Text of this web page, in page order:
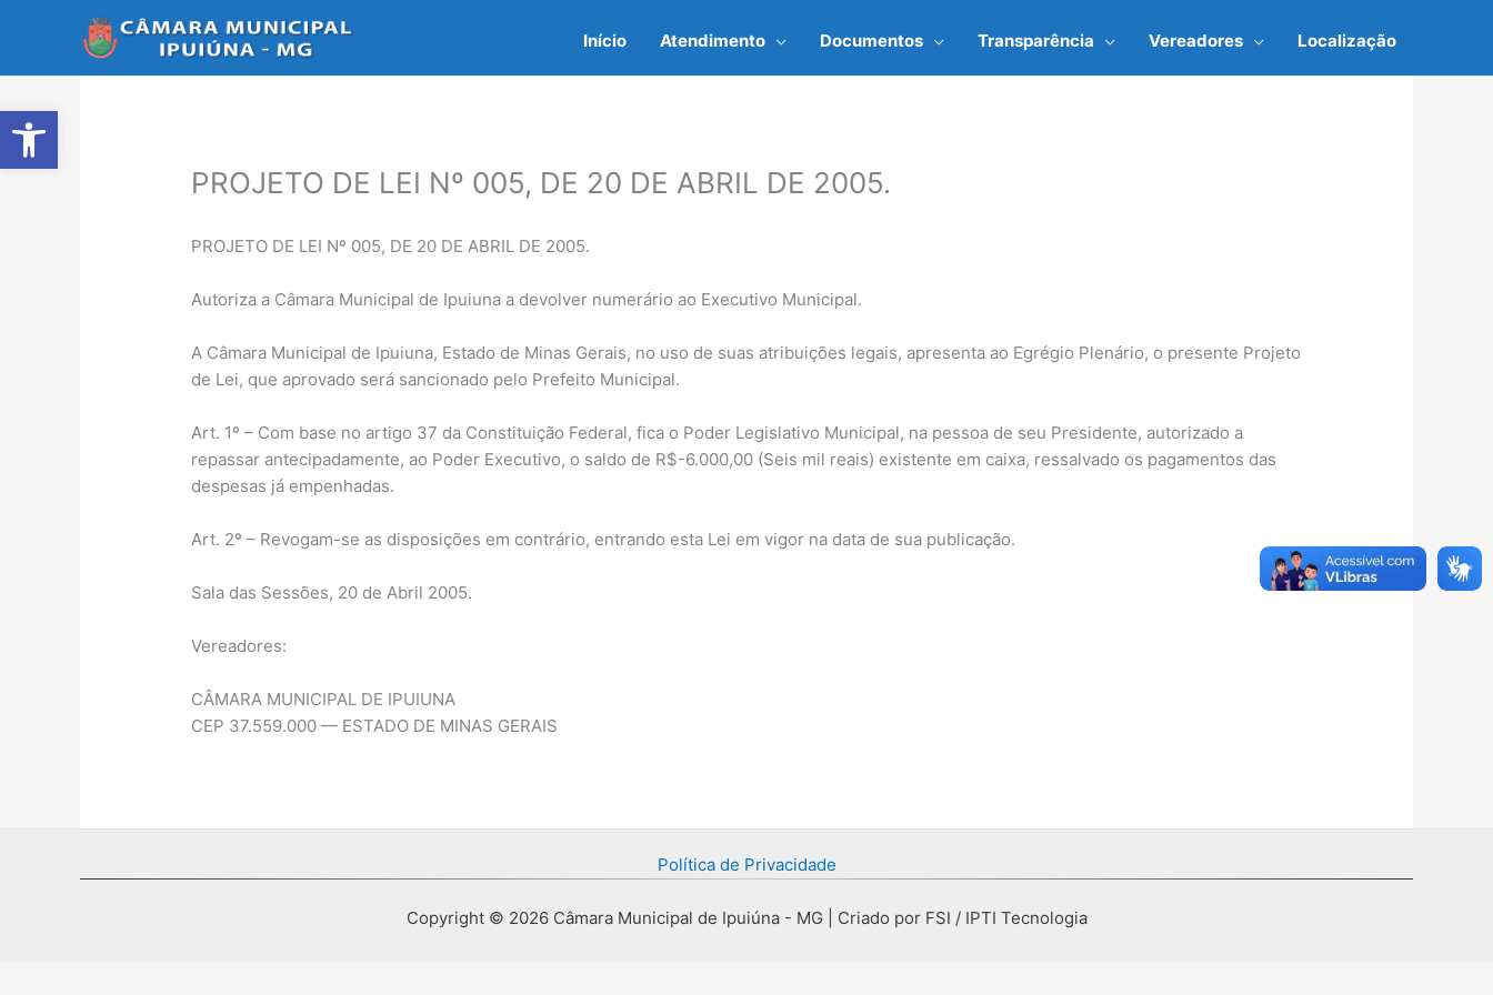
Abrir a barra de ferramentas
Início Atendimento Documentos Transparência Vereadores Localização
PROJETO DE LEI Nº 005, DE 20 DE ABRIL DE 2005.
PROJETO DE LEI Nº 005, DE 20 DE ABRIL DE 2005.
Autoriza a Câmara Municipal de Ipuiuna a devolver numerário ao Executivo Municipal.
A Câmara Municipal de Ipuiuna, Estado de Minas Gerais, no uso de suas atribuições legais, apresenta ao Egrégio Plenário, o presente Projeto
de Lei, que aprovado será sancionado pelo Prefeito Municipal.
Art. 1º – Com base no artigo 37 da Constituição Federal, fica o Poder Legislativo Municipal, na pessoa de seu Presidente, autorizado a
repassar antecipadamente, ao Poder Executivo, o saldo de R$-6.000,00 (Seis mil reais) existente em caixa, ressalvado os pagamentos das
despesas já empenhadas.
Art. 2º – Revogam-se as disposições em contrário, entrando esta Lei em vigor na data de sua publicação.
Sala das Sessões, 20 de Abril 2005.
Vereadores:
CÂMARA MUNICIPAL DE IPUIUNA
CEP 37.559.000 — ESTADO DE MINAS GERAIS
Política de Privacidade
Copyright © 2026 Câmara Municipal de Ipuiúna - MG | Criado por FSI / IPTI Tecnologia